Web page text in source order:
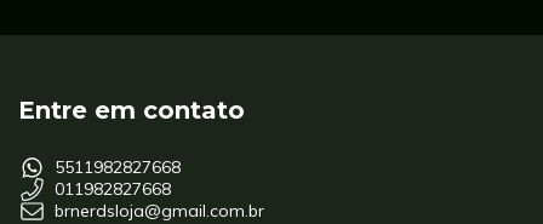
Entre em contato
5511982827668
011982827668
brnerdsloja@gmail.com.br